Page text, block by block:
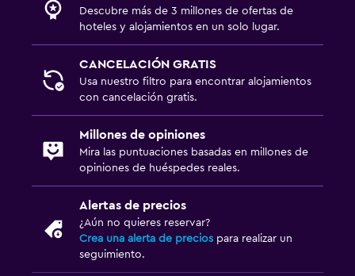
Descubre más de 3 millones de ofertas de
hoteles y alojamientos en un solo lugar.
CANCELACIÓN GRATIS
Usa nuestro filtro para encontrar alojamientos
con cancelación gratis.
Millones de opiniones
Mira las puntuaciones basadas en millones de
opiniones de huéspedes reales.
Alertas de precios
¿Aún no quieres reservar?
Crea una alerta de precios para realizar un
seguimiento.